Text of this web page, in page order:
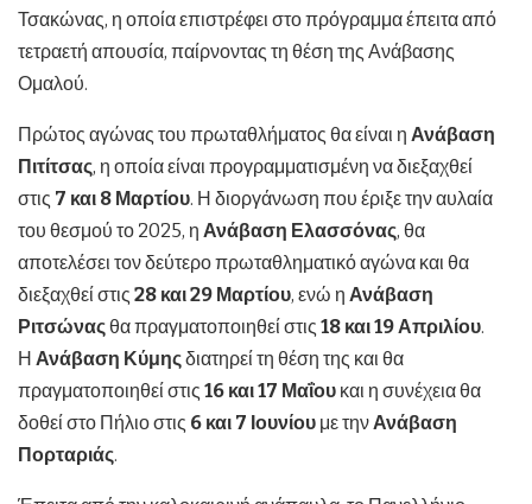
Τσακώνας, η οποία επιστρέφει στο πρόγραμμα έπειτα από
τετραετή απουσία, παίρνοντας τη θέση της Ανάβασης
Ομαλού.
Πρώτος αγώνας του πρωταθλήματος θα είναι η Ανάβαση
Πιτίτσας, η οποία είναι προγραμματισμένη να διεξαχθεί
στις 7 και 8 Μαρτίου. Η διοργάνωση που έριξε την αυλαία
του θεσμού το 2025, η Ανάβαση Ελασσόνας, θα
αποτελέσει τον δεύτερο πρωταθληματικό αγώνα και θα
διεξαχθεί στις 28 και 29 Μαρτίου, ενώ η Ανάβαση
Ριτσώναςθα πραγματοποιηθεί στις 18 και 19 Απριλίου.
Η Ανάβαση Κύμηςδιατηρεί τη θέση της και θα
πραγματοποιηθεί στις 16 και 17 Μαΐου και η συνέχεια θα
δοθεί στο Πήλιο στις 6 και 7 Ιουνίου με τηνΑνάβαση
Πορταριάς.